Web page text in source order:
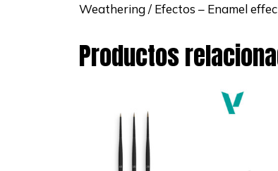
Weathering / Efectos – Enamel
Productos